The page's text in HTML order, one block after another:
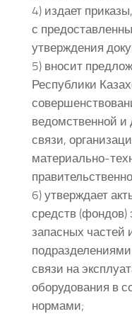
4) издает
с
утверждения
5) вносит
Республики
ведомственной
связи,
материально-
6) утверждает
средств (фондов)
запасных частей
связи на
оборудования в
нормами;